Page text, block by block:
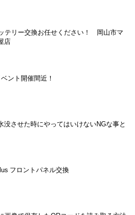
テリー交換お任せください！ 岡山市マ
店
ント開催間近！
没させた時にやってはいけないNGな事と
フロントパネル交換